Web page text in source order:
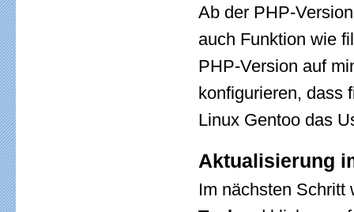
Ab der PHP-
auch Funktion wie
PHP-Version auf
konfigurieren, dass
Linux Gentoo das
Aktualisierung
Im nächsten